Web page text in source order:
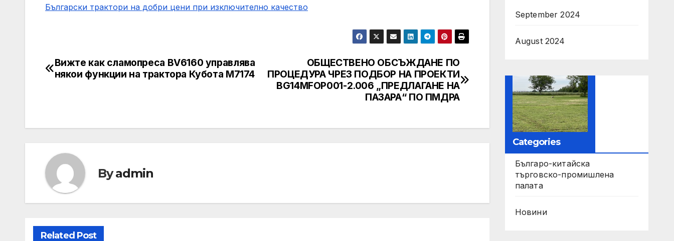
Български трактори на добри цени при изключително качество
Post
ОБЩЕСТВЕНО ОБСЪЖДАНЕ ПО
ПРОЦЕДУРА ЧРЕЗ ПОДБОР НА ПРОЕКТИ
BG14MFOP001-2.006 „ПРЕДЛАГАНЕ НА
ПАЗАРА“ ПО ПМДРА
Вижте как сламопреса BV6160 управлява
някои функции на трактора Кубота M7174
Byadmin
Related Post
September 2024
August 2024
Categories
Българо-китайска
търговско-промишлена
палата
Новини